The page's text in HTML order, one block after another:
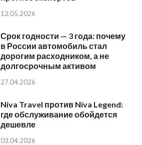
12.05.2026
Срок годности — 3 года: почему
в России автомобиль стал
дорогим расходником, а не
долгосрочным активом
27.04.2026
Niva Travel против Niva Legend:
где обслуживание обойдется
дешевле
03.04.2026